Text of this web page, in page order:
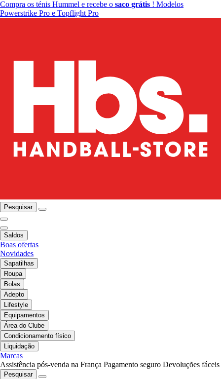
Compra os ténis Hummel e recebe o saco grátis ! Modelos
Powerstrike Pro e Topflight Pro
Pesquisar
Saldos
Boas ofertas
Novidades
Sapatilhas
Roupa
Bolas
Adepto
Lifestyle
Equipamentos
Área do Clube
Condicionamento físico
Liquidação
Marcas
Assistência pós-venda na França Pagamento seguro Devoluções fáceis
Pesquisar